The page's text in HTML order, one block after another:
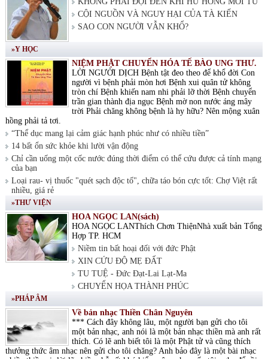
CỘI NGUỒN VÀ NGUY HẠI CỦA TÀ KIẾN
SAO CON NGƯỜI VẪN KHỔ?
»Y HỌC
NIỆM PHẬT CHUYỂN HÓA TẾ BÀO UNG THƯ.
LỜI NGƯỜI DỊCH Bệnh tật đeo theo để khổ đời Con
người vì bệnh phải mòn hơi Bệnh xui quân tử không
tròn chí Bệnh khiến nam nhi phải lỡ thời Bệnh chuyển
trần gian thành địa ngục Bệnh mờ non nước áng mây
trời Phải chăng không bệnh là hy hữu? Nên mộng xuân
hồng phải tả tơi.
“Thể dục mang lại cảm giác hạnh phúc như có nhiều tiền”
14 bất ổn sức khỏe khi lười vận động
Chỉ cần uống một cốc nước đúng thời điểm có thể cứu được cả tính mạng
của bạn
Loại rau- vị thuốc "quét sạch độc tố", chữa táo bón cực tốt: Chợ Việt rất
nhiều, giá rẻ
»THƯ VIỆN
HOA NGỌC LAN(sách)
HOA NGỌC LANThích Chơn ThiệnNhà xuất bản Tổng
Hợp TP. HCM
Niềm tin bất hoại đối với đức Phật
XIN CỨU ĐỘ MẸ ĐẤT
TU TUỆ - Đức Đạt-Lai Lạt-Ma
CHUYỂN HỌA THÀNH PHÚC
»PHÁP ÂM
Về bản nhạc Thiền Chân Nguyên
*** Cách đây không lâu, một người bạn gửi cho tôi
một bản nhạc, anh nói là một bản nhạc thiền mà anh rất
thích. Có lẽ anh biết tôi là một Phật tử và cũng thích
thưởng thức âm nhạc nên gửi cho tôi chăng? Anh bảo đây là một bài nhạc